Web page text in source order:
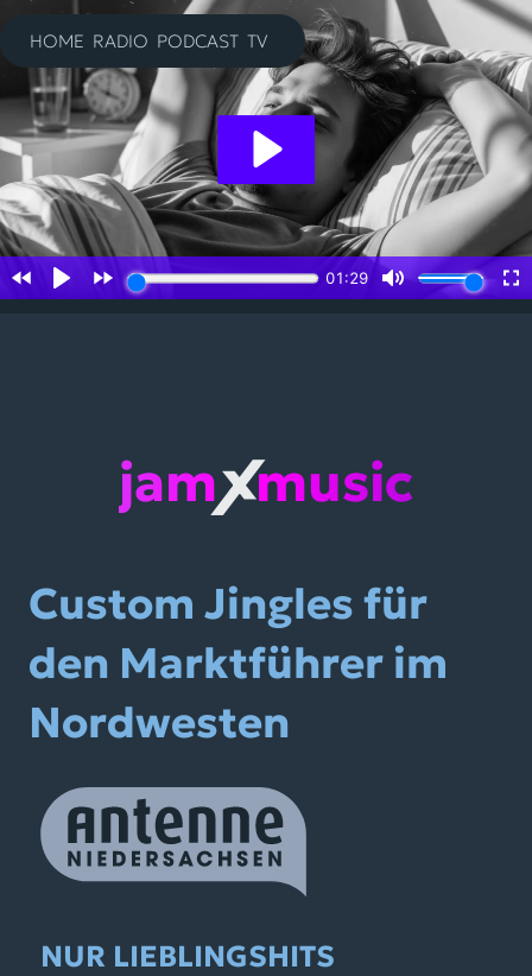
InhaltHOME RADIO PODCAST TV
jamXmusic
Custom Jingles für
den Marktführer im
Nordwesten
NUR LIEBLINGSHITS